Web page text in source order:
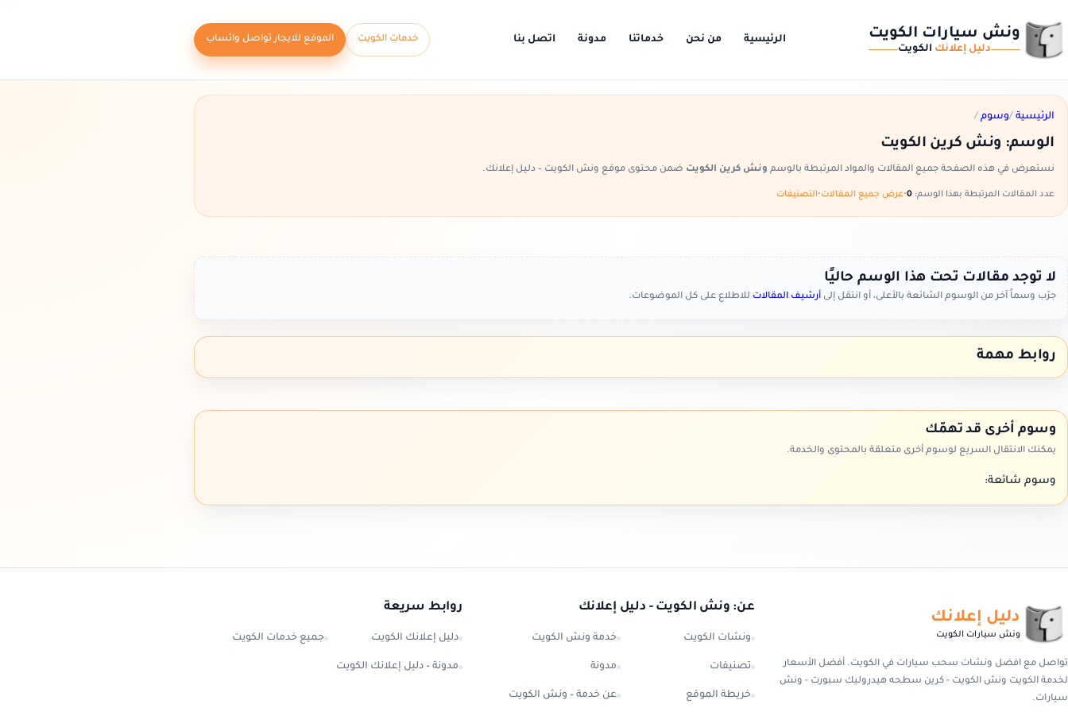
ونش سيارات الكويت
دليل إعلانك الكويت
الرئيسية من نحن خدماتنا مدونة اتصل بنا خدمات الكويت الموقع للايجار تواصل واتساب
الرئيسية /وسوم /
الوسم: ونش كرين الكويت
نستعرض في هذه الصفحة جميع المقالات والمواد المرتبطة بالوسم ونش كرين الكويت ضمن محتوى موقع ونش الكويت – دليل إعلانك.
عدد المقالات المرتبطة بهذا الوسم: •عرض جميع المقالات•التصنيفات
لا توجد مقالات تحت هذا الوسم حاليًا
جرّب وسماً آخر من الوسوم الشائعة بالأعلى، أو انتقل إلى أرشيف المقالات للاطلاع على كل الموضوعات.
روابط مهمة
وسوم أخرى قد تهمّك
يمكنك الانتقال السريع لوسوم أخرى متعلقة بالمحتوى والخدمة.
وسوم شائعة:
دليل إعلانك
ونش سيارات الكويت
تواصل مع افضل ونشات سحب سيارات في الكويت. أفضل الأسعار
لخدمة الكويت ونش الكويت - كرين سطحه هيدروليك سبورت - ونش
سيارات.
عن: ونش الكويت - دليل إعلانك
ونشات الكويت خدمة ونش الكويت
تصنيفات مدونة
خريطة الموقع عن خدمة – ونش الكويت
روابط سريعة
دليل إعلانك الكويت جميع خدمات الكويت
مدونة – دليل إعلانك الكويت